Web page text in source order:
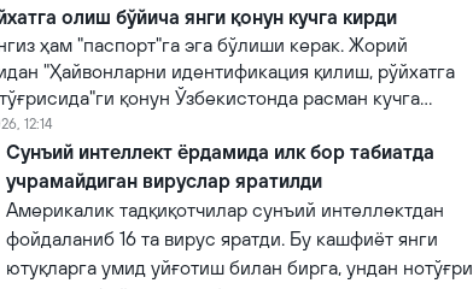
олиш бўйича янги қонун кучга кирди
ҳам "паспорт"га эга бўлиши керак. Жорий
"Ҳайвонларни идентификация қилиш, рўйхатга
қонун Ўзбекистонда расман кучга
12:14
Сунъий интеллект ёрдамида илк бор табиатда
учрамайдиган вируслар яратилди
Америкалик тадқиқотчилар сунъий интеллектдан
фойдаланиб 16 та вирус яратди. Бу кашфиёт янги
ютуқларга умид уйғотиш билан бирга, ундан нотўғри